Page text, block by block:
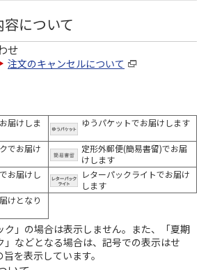
について
せ
注文のキャンセルについて
届けしま
ゆうパケットでお届けします
でお届け
定形外郵便(簡易書留)でお届
けします
お届けし
レターパックライトでお届け
します
けとなり
ク」の場合は表示しません。また、「夏期
」などとなる場合は、記号での表示はせ
を表示しています。